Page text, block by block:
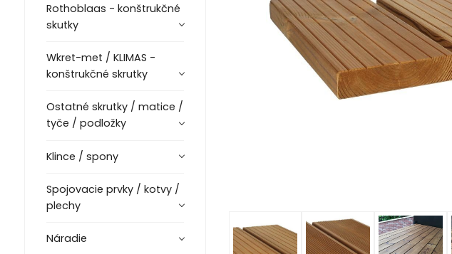
Rothoblaas - konštrukčné
skutky
Wkret-met / KLIMAS -
konštrukčné skrutky
Ostatné skrutky / matice /
tyče / podložky
Klince / spony
Spojovacie prvky / kotvy /
plechy
Náradie